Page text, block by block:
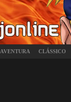
AVENTURA CLÁSSICO